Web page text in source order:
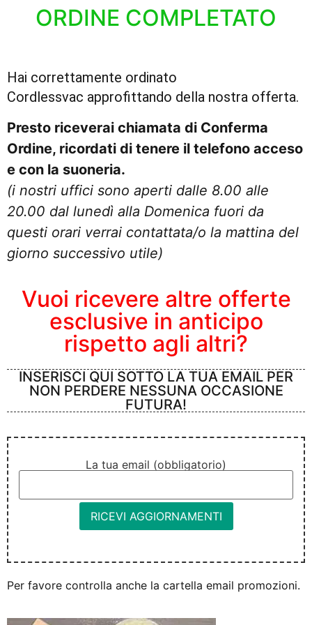
ORDINE COMPLETATO
Hai correttamente ordinato
Cordlessvac approfittando della nostra offerta.
Presto riceverai chiamata di Conferma
Ordine, ricordati di tenere il telefono acceso
e con la suoneria.
(i nostri uffici sono aperti dalle 8.00 alle
20.00 dal lunedì alla Domenica fuori da
questi orari verrai contattata/o la mattina del
giorno successivo utile)
Vuoi ricevere altre offerte
esclusive in anticipo
rispetto agli altri?
INSERISCI QUI SOTTO LA TUA EMAIL PER
NON PERDERE NESSUNA OCCASIONE
FUTURA!
La tua email (obbligatorio)
Per favore controlla anche la cartella email promozioni.